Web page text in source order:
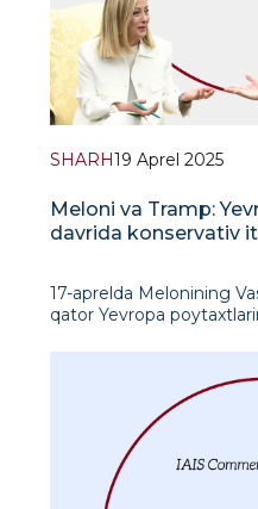
SHARH19 Aprel 2025
Meloni va Tramp:
davrida konservativ
17-aprelda Melonining
qator Yevropa
qaramay, AQSH va
munosabatlaridagi
mumkin bo‘lgan qadam